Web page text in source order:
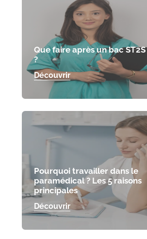
Que faire après un bac ST2S
?
Découvrir
Pourquoi travailler dans le
paramédical ? Les 5 raisons
principales
Découvrir